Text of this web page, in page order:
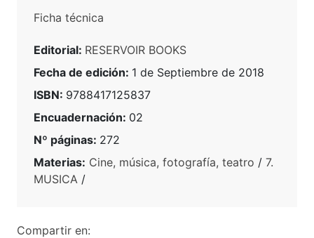
Ficha técnica
Editorial: RESERVOIR BOOKS
Fecha de edición: 1 de Septiembre de 2018
ISBN: 9788417125837
Encuadernación: 02
Nº páginas: 272
Materias: Cine, música, fotografía, teatro / 7.
MUSICA /
Compartir en: